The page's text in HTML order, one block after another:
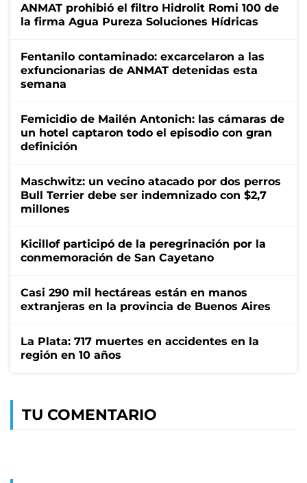
ANMAT prohibió el filtro Hidrolit Romi 100 de
la firma Agua Pureza Soluciones Hídricas
Fentanilo contaminado: excarcelaron a las
exfuncionarias de ANMAT detenidas esta
semana
Femicidio de Mailén Antonich: las cámaras de
un hotel captaron todo el episodio con gran
definición
Maschwitz: un vecino atacado por dos perros
Bull Terrier debe ser indemnizado con $2,7
millones
Kicillof participó de la peregrinación por la
conmemoración de San Cayetano
Casi 290 mil hectáreas están en manos
extranjeras en la provincia de Buenos Aires
La Plata: 717 muertes en accidentes en la
región en 10 años
TU COMENTARIO